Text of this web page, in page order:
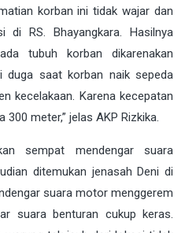
korban ini tidak wajar dan
di RS. Bhayangkara. Hasilnya
tubuh korban dikarenakan
duga saat korban naik sepeda
kecelakaan. Karena kecepatan
meter,” jelas AKP Rizkika.
sempat mendengar suara
ditemukan jenasah Deni di
suara motor menggerem
suara benturan cukup keras.